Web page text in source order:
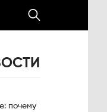
почему